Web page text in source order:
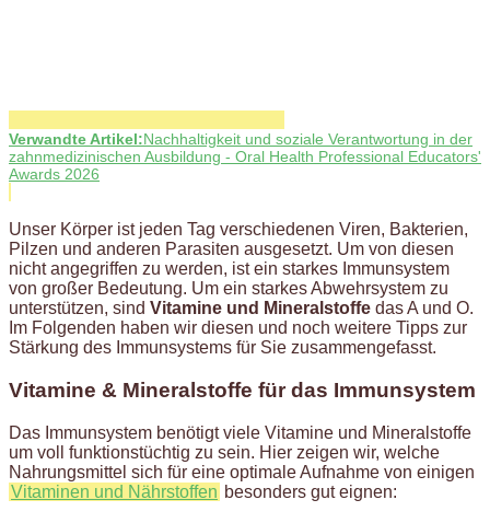
Verwandte Artikel:Nachhaltigkeit und soziale Verantwortung in der
zahnmedizinischen Ausbildung - Oral Health Professional Educators'
Awards 2026
Unser Körper ist jeden Tag verschiedenen Viren, Bakterien,
Pilzen und anderen Parasiten ausgesetzt. Um von diesen
nicht angegriffen zu werden, ist ein starkes Immunsystem
von großer Bedeutung. Um ein starkes Abwehrsystem zu
unterstützen, sind Vitamine und Mineralstoffe das A und O.
Im Folgenden haben wir diesen und noch weitere Tipps zur
Stärkung des Immunsystems für Sie zusammengefasst.
Vitamine & Mineralstoffe für das Immunsystem
Das Immunsystem benötigt viele Vitamine und Mineralstoffe
um voll funktionstüchtig zu sein. Hier zeigen wir, welche
Nahrungsmittel sich für eine optimale Aufnahme von einigen
Vitaminen und Nährstoffen besonders gut eignen: